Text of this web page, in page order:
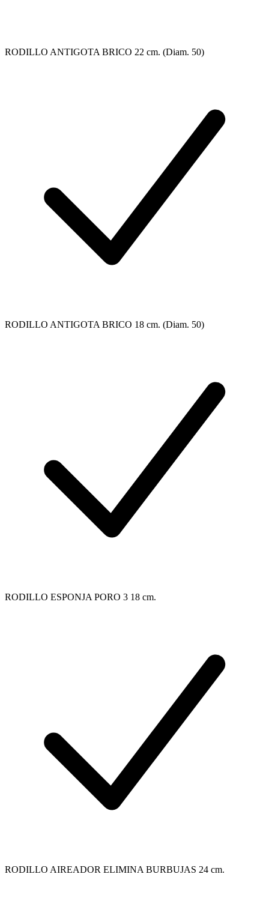
RODILLO ANTIGOTA BRICO 22 cm. (Diam. 50)
RODILLO ANTIGOTA BRICO 18 cm. (Diam. 50)
RODILLO ESPONJA PORO 3 18 cm.
RODILLO AIREADOR ELIMINA BURBUJAS 24 cm.